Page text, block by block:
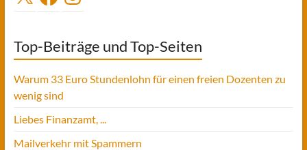
Top-Beiträge und Top-Seiten
Warum 33 Euro Stundenlohn für einen freien Dozenten zu
wenig sind
Liebes Finanzamt, ...
Mailverkehr mit Spammern